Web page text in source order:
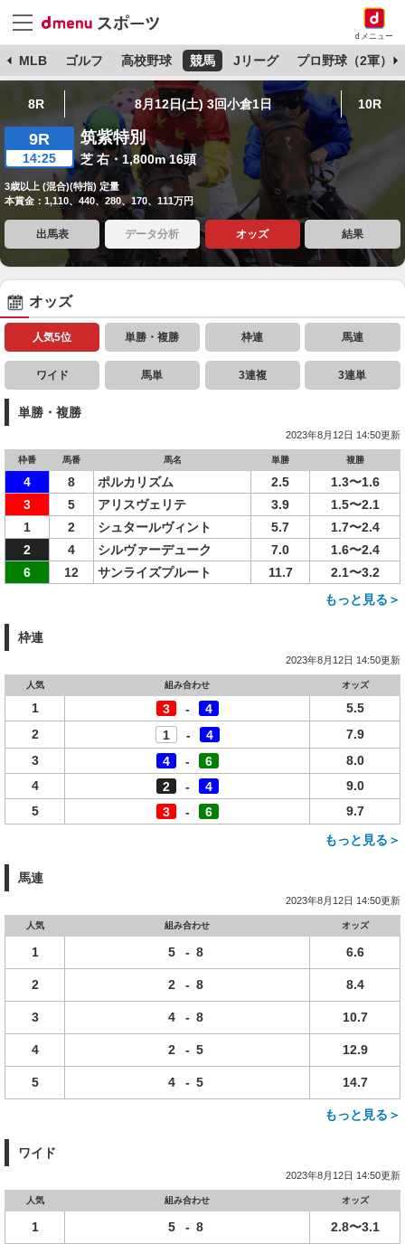
dメニュー
MLB ゴルフ 高校野球 競馬 Jリーグ プロ野球（2軍）
8R 8月12日(土) 3回小倉1日 10R
9R
14:25
筑紫特別
芝 右・1,800m 16頭
3歳以上 (混合)(特指) 定量
本賞金：1,110、440、280、170、111万円
出馬表 データ分析 オッズ 結果
オッズ
人気5位 単勝・複勝 枠連 馬連
ワイド 馬単 3連複 3連単
単勝・複勝
2023年8月12日 14:50更新
枠番 馬番 馬名 単勝 複勝
4 8 ポルカリズム 2.5
1.3〜1.6
3
5 アリスヴェリテ 3.9
1.5〜2.1
1
2 シュタールヴィント 5.7
1.7〜2.4
2
4 シルヴァーデューク 7.0
1.6〜2.4
6
12 サンライズプルート 11.7
2.1〜3.2
もっと見る＞
枠連
2023年8月12日 14:50更新
人気 組み合わせ オッズ
1 3 - 4
5.5
2
1 - 4
7.9
3
4 - 6
8.0
4
2 - 4
9.0
5
3 - 6
9.7
もっと見る＞
馬連
2023年8月12日 14:50更新
人気 組み合わせ オッズ
1 5 - 8 6.6
2 2 - 8 8.4
3 4 - 8 10.7
4 2 - 5 12.9
5 4 - 5 14.7
もっと見る＞
ワイド
2023年8月12日 14:50更新
人気 組み合わせ オッズ
1 5 - 8 2.8〜3.1